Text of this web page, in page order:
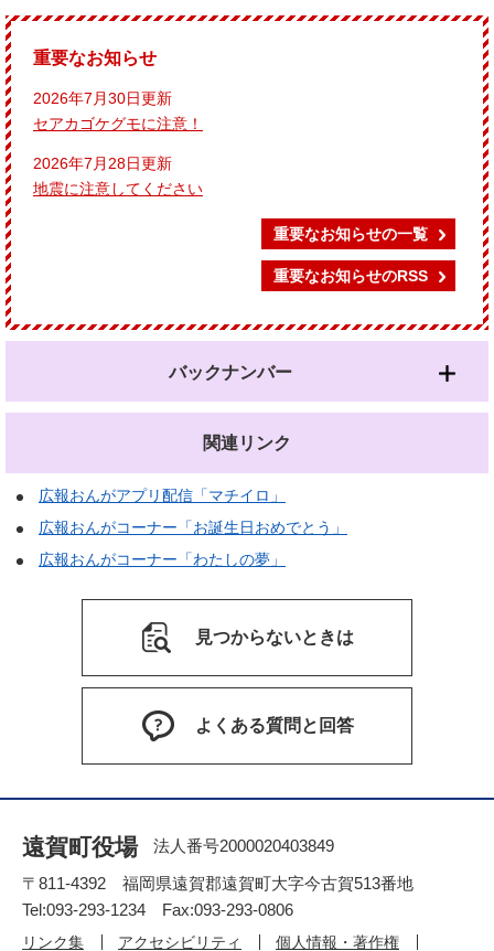
重要なお知らせ
2026年7月30日更新
セアカゴケグモに注意！
2026年7月28日更新
地震に注意してください
重要なお知らせの一覧
重要なお知らせのRSS
バックナンバー
関連リンク
広報おんがアプリ配信「マチイロ」
広報おんがコーナー「お誕生日おめでとう」
広報おんがコーナー「わたしの夢」
見つからないときは
よくある質問と回答
遠賀町役場
法人番号2000020403849
〒811-4392 福岡県遠賀郡遠賀町大字今古賀513番地
Tel:093-293-1234 Fax:093-293-0806
リンク集 アクセシビリティ 個人情報・著作権